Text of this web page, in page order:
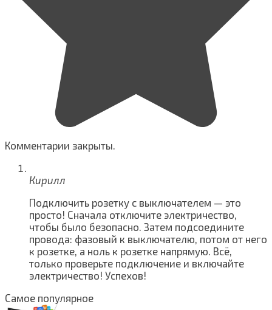
Комментарии закрыты.
Кирилл
Подключить розетку с выключателем — это
просто! Сначала отключите электричество,
чтобы было безопасно. Затем подсоедините
провода: фазовый к выключателю, потом от него
к розетке, а ноль к розетке напрямую. Всё,
только проверьте подключение и включайте
электричество! Успехов!
Самое популярное